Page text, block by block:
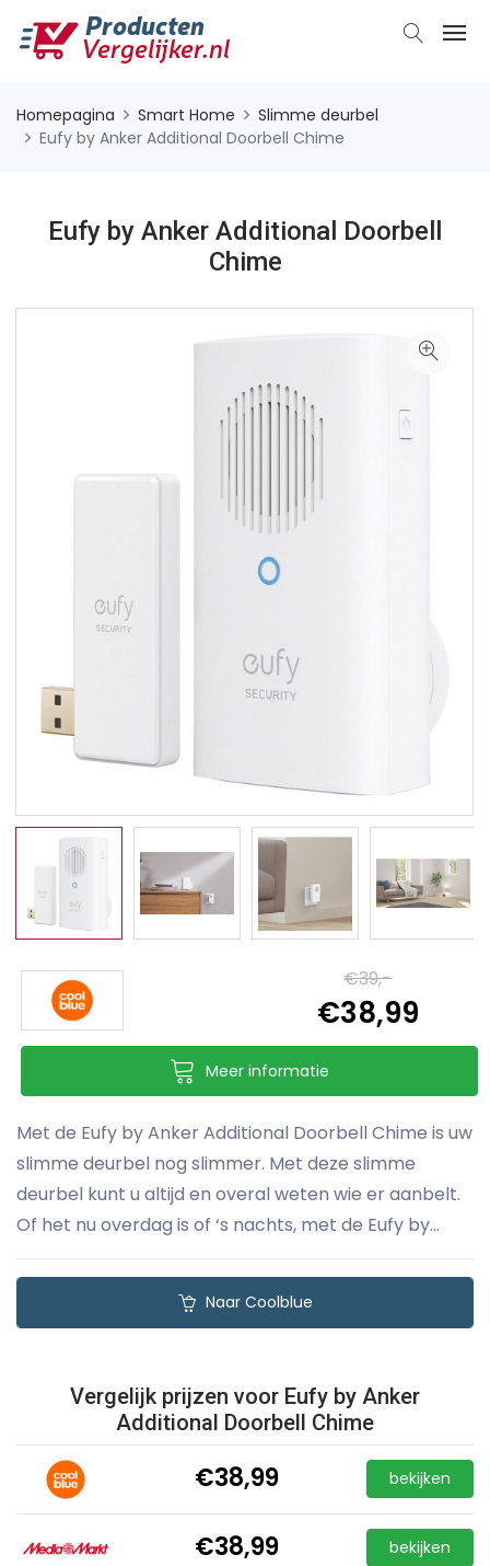
Homepagina Smart Home
Slimme deurbel
Eufy by Anker Additional Doorbell Chime
Eufy by Anker Additional Doorbell
Chime
€39,-
€38,99
Meer informatie
Met de Eufy by Anker Additional Doorbell Chime is uw
slimme deurbel nog slimmer. Met deze slimme
deurbel kunt u altijd en overal weten wie er aanbelt.
Of het nu overdag is of ‘s nachts, met de Eufy by...
Naar Coolblue
Vergelijk prijzen voor Eufy by Anker
Additional Doorbell Chime
€38,99 bekijken
€38,99 bekijken